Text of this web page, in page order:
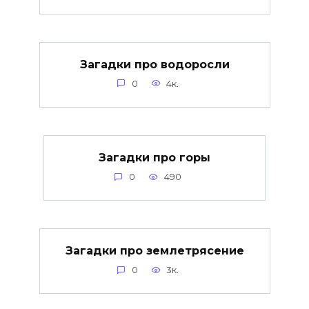
Загадки про водоросли
0 4к.
Загадки про горы
0 490
Загадки про землетрясение
0 3к.